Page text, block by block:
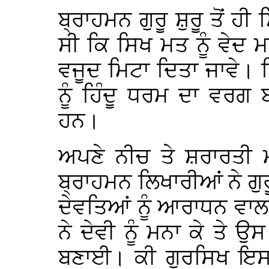
ਬ੍ਰਾਹਮਨ ਗੁਰੂ ਸ਼ੁਰੂ ਤੋਂ ਹੀ
ਸੀ ਕਿ ਸਿਖ ਮਤ ਨੂੰ ਵੇਦ
ਵਜੂਦ ਮਿਟਾ ਦਿਤਾ
ਨੂੰ ਹਿੰਦੂ ਧਰਮ ਦਾ ਵਰਗ
ਹਨ।
ਅਪਣੇ ਨੀਚ ਤੇ
ਬ੍ਰਾਹਮਨ ਲਿਖਾਰੀਆਂ ਨੇ
ਦੇਵਤਿਆਂ ਨੂੰ ਆਰਾਧਨ
ਨੇ ਦੇਵੀ ਨੂੰ ਮਨਾ ਕੇ ਤੇ
ਬਣਾਈ। ਕੀ ਗੁਰਸਿਖ